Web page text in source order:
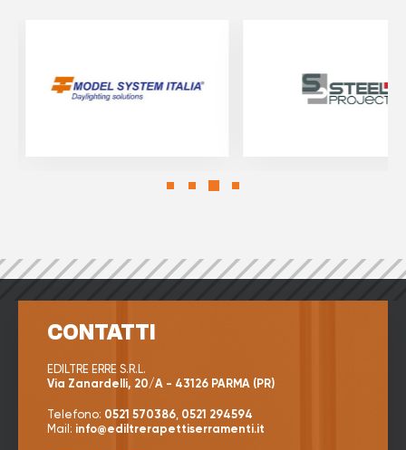
CONTATTI
EDILTRE ERRE S.R.L.
Via Zanardelli, 20/A - 43126 PARMA (PR)
Telefono: 0521 570386, 0521 294594
Mail: info@ediltrerapettiserramenti.it